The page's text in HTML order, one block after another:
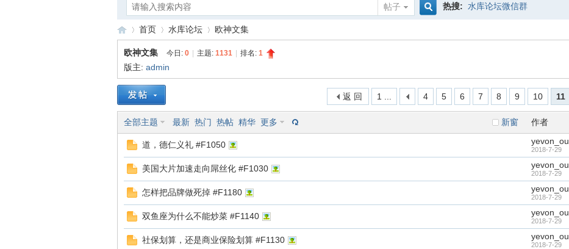
帖子
索
热搜: 水库论坛微信群
水
库
»
首页
›
水库论坛
›
欧神文集
欧神文集 今日: 0 主题: 1131 排名: 1
版主: admin
1 ... 4 5 6 7 8 9 10 11
返 回
新窗
全部主题 最新 热门 热帖 精华 更多 作者
道，德仁义礼 #F1050 yevon_ou
2018-7-29
美国大片加速走向屌丝化 #F1030 yevon_ou
2018-7-29
怎样把品牌做死掉 #F1180 yevon_ou
2018-7-29
双鱼座为什么不能炒菜 #F1140 yevon_ou
2018-7-29
社保划算，还是商业保险划算 #F1130 yevon_ou
2018-7-29